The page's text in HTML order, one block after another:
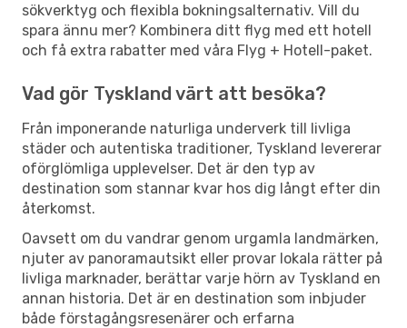
sökverktyg och flexibla bokningsalternativ. Vill du
spara ännu mer? Kombinera ditt flyg med ett hotell
och få extra rabatter med våra Flyg + Hotell-paket.
Vad gör Tyskland värt att besöka?
Från imponerande naturliga underverk till livliga
städer och autentiska traditioner, Tyskland levererar
oförglömliga upplevelser. Det är den typ av
destination som stannar kvar hos dig långt efter din
återkomst.
Oavsett om du vandrar genom urgamla landmärken,
njuter av panoramautsikt eller provar lokala rätter på
livliga marknader, berättar varje hörn av Tyskland en
annan historia. Det är en destination som inbjuder
både förstagångsresenärer och erfarna